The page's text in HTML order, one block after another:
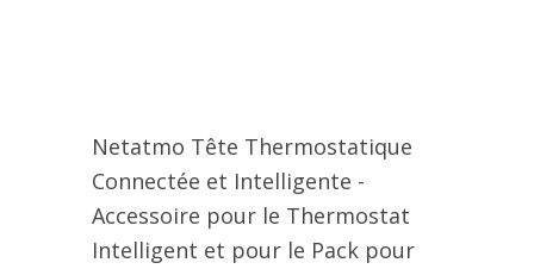
Netatmo Tête Thermostatique
Connectée et Intelligente -
Accessoire pour le Thermostat
Intelligent et pour le Pack pour